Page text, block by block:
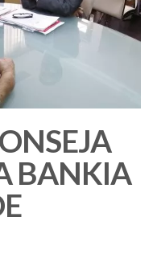
BANKIA